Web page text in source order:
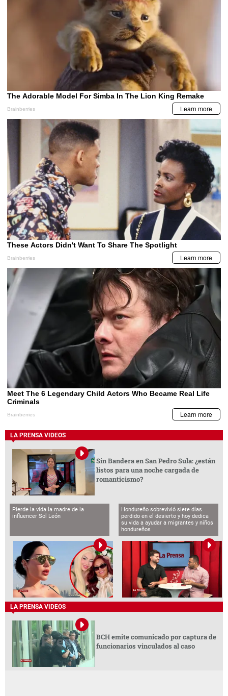
LA PRENSA VIDEOS
Sin Bandera en San Pedro Sula: ¿están
listos para una noche cargada de
romanticismo?
Pierde la vida la madre de la
influencer Sol León
Hondureño sobrevivió siete días
perdido en el desierto y hoy dedica
su vida a ayudar a migrantes y niños
hondureños
LA PRENSA VIDEOS
BCH emite comunicado por captura de
funcionarios vinculados al caso